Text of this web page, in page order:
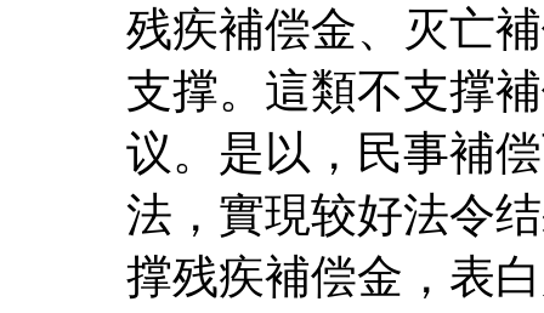
残疾補偿金、灭亡
支撑。這類不支撑
议。是以，民事補
法，實現较好法令
撑残疾補偿金，表